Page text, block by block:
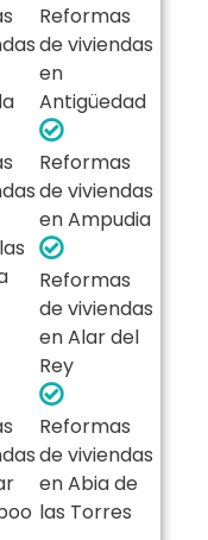
Reformas
de viviendas
en
Antigüedad
Reformas
de viviendas
en Ampudia
Reformas
de viviendas
en Alar del
Rey
Reformas
de viviendas
en Abia de
las Torres